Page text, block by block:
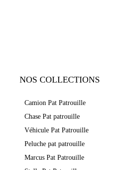
NOS COLLECTIONS
Camion Pat Patrouille
Chase Pat patrouille
Véhicule Pat Patrouille
Peluche pat patrouille
Marcus Pat Patrouille